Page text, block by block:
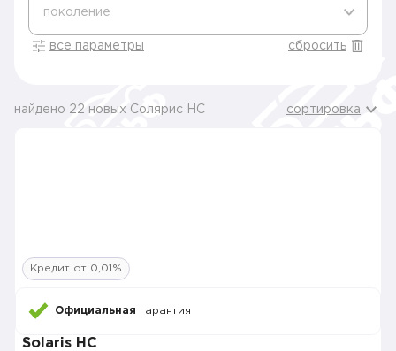
поколение
все параметры сбросить
найдено 22 новых Солярис HC сортировка
Кредит от 0,01%
Официальная гарантия
Solaris HC